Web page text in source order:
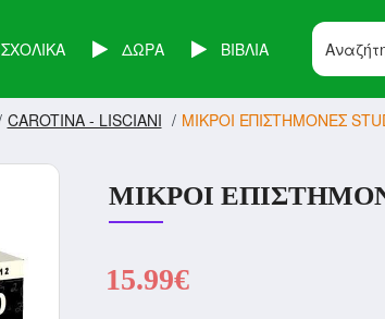
ΣΧΟΛΙΚΑ ΔΩΡΑ ΒΙΒΛΙΑ
CAROTINA - LISCIANI ΜΙΚΡΟΙ ΕΠΙΣΤΗΜΟΝΕΣ
ΜΙΚΡΟΙ
15.99€